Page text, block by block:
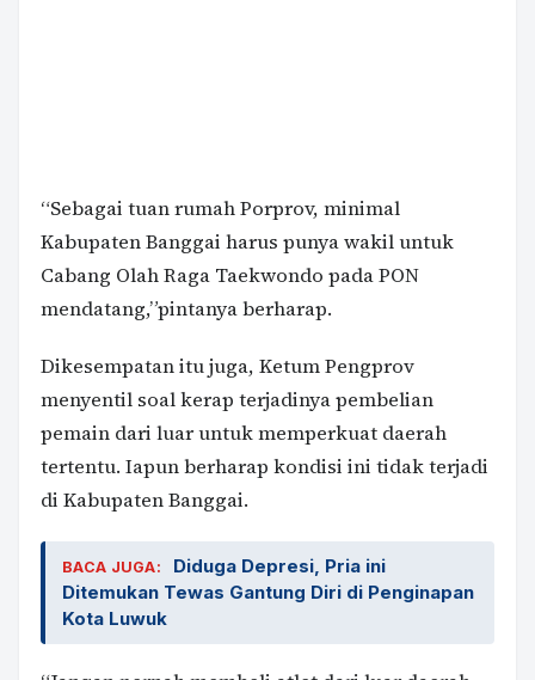
“Sebagai tuan rumah Porprov, minimal
Kabupaten Banggai harus punya wakil untuk
Cabang Olah Raga Taekwondo pada PON
mendatang,”pintanya berharap.
Dikesempatan itu juga, Ketum Pengprov
menyentil soal kerap terjadinya pembelian
pemain dari luar untuk memperkuat daerah
tertentu. Iapun berharap kondisi ini tidak terjadi
di Kabupaten Banggai.
BACA JUGA:
Diduga Depresi, Pria ini
Ditemukan Tewas Gantung Diri di Penginapan
Kota Luwuk